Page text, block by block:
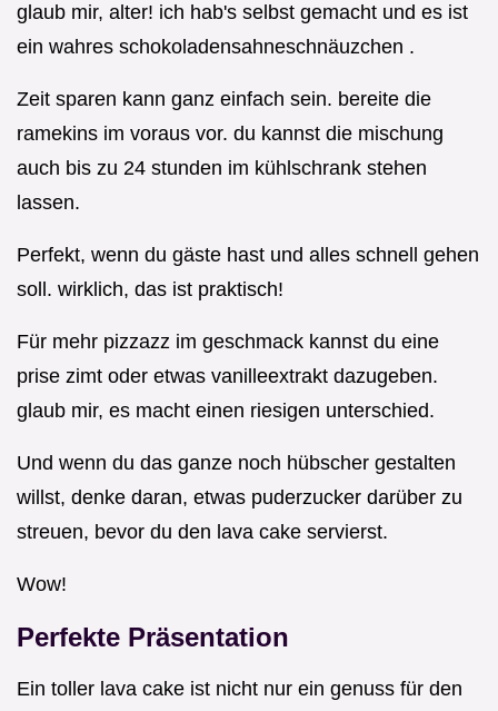
glaub mir, alter! ich hab's selbst gemacht und es ist
ein wahres schokoladensahneschnäuzchen .
Zeit sparen kann ganz einfach sein. bereite die
ramekins im voraus vor. du kannst die mischung
auch bis zu 24 stunden im kühlschrank stehen
lassen.
Perfekt, wenn du gäste hast und alles schnell gehen
soll. wirklich, das ist praktisch!
Für mehr pizzazz im geschmack kannst du eine
prise zimt oder etwas vanilleextrakt dazugeben.
glaub mir, es macht einen riesigen unterschied.
Und wenn du das ganze noch hübscher gestalten
willst, denke daran, etwas puderzucker darüber zu
streuen, bevor du den lava cake servierst.
Wow!
Perfekte Präsentation
Ein toller lava cake ist nicht nur ein genuss für den